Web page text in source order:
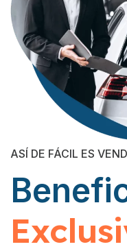
ASÍ DE FÁCIL ES